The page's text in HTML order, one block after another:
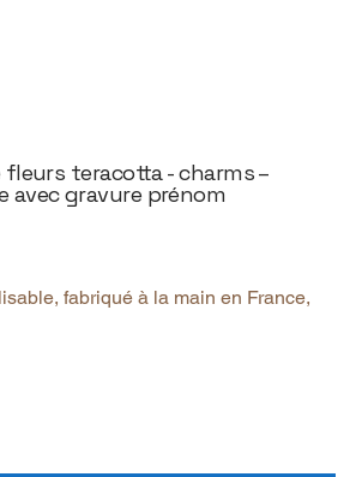
fleurs teracotta - charms –
avec gravure prénom
fabriqué à la main en France,